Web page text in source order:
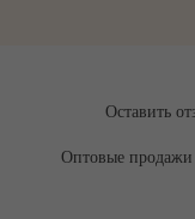
Оставить
Оптовые продажи